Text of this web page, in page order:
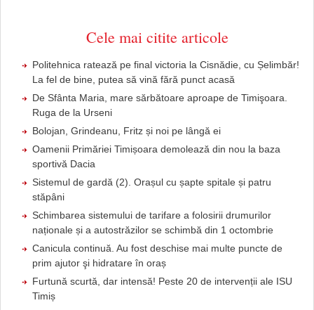
Cele mai citite articole
Politehnica ratează pe final victoria la Cisnădie, cu Șelimbăr!
La fel de bine, putea să vină fără punct acasă
De Sfânta Maria, mare sărbătoare aproape de Timişoara.
Ruga de la Urseni
Bolojan, Grindeanu, Fritz și noi pe lângă ei
Oamenii Primăriei Timișoara demolează din nou la baza
sportivă Dacia
Sistemul de gardă (2). Orașul cu șapte spitale și patru
stăpâni
Schimbarea sistemului de tarifare a folosirii drumurilor
naționale și a autostrăzilor se schimbă din 1 octombrie
Canicula continuă. Au fost deschise mai multe puncte de
prim ajutor şi hidratare în oraș
Furtună scurtă, dar intensă! Peste 20 de intervenții ale ISU
Timiș